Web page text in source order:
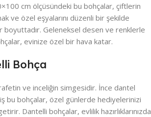
cm ölçüsündeki bu bohçalar, çiftlerin
ve özel eşyalarını düzenli bir şekilde
boyuttadır. Geleneksel desen ve renklerle
evinize özel bir hava katar.
Bohça
ve inceliğin simgesidir. İnce dantel
bu bohçalar, özel günlerde hediyelerinizi
Dantelli bohçalar, evlilik hazırlıklarınızda